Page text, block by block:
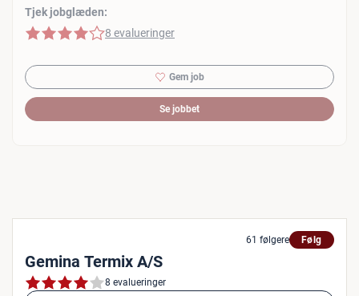
Tjek jobglæden:
4 af 5 stjerner
8 evalueringer
Gem job
Se jobbet
61 følgere Følg
Gemina Termix A/S
8 evalueringer